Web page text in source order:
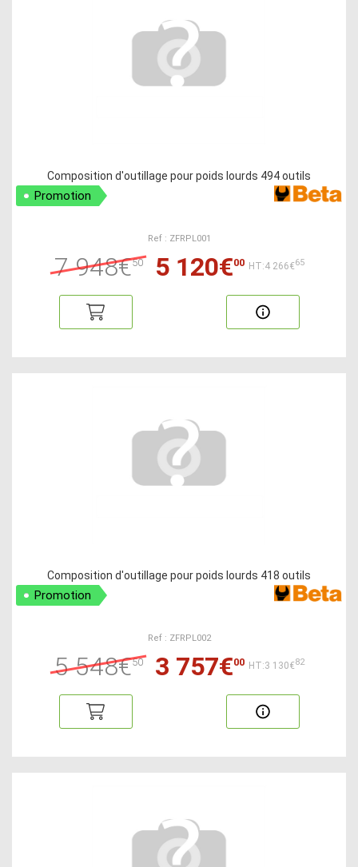
Composition d'outillage pour poids lourds 494 outils
Promotion
Ref : ZFRPL001
7 948€50 5 120€00 HT:4 266€65
Composition d'outillage pour poids lourds 418 outils
Promotion
Ref : ZFRPL002
5 548€50 3 757€00 HT:3 130€82